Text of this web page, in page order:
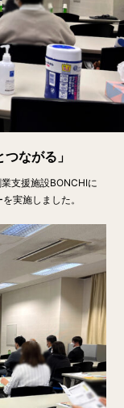
ながる」
支援施設BONCHIに
実施しました。